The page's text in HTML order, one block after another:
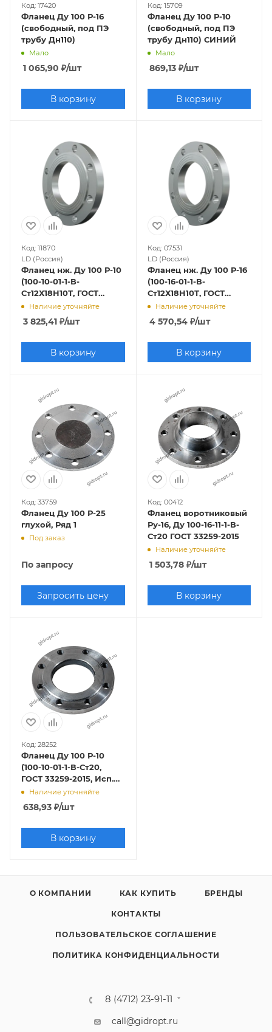
Код: 17420
Фланец Ду 100 Р-16
(свободный, под ПЭ
трубу Дн110)
Мало
1 065,90 ₽/шт
В корзину
Код: 15709
Фланец Ду 100 Р-10
(свободный, под ПЭ
трубу Дн110) СИНИЙ
Мало
869,13₽/шт
В корзину
Код: 11870
LD (Россия)
Фланец нж. Ду 100 Р-10
(100-10-01-1-В-
Ст12Х18Н10Т, ГОСТ
33259-2015, Исп.В (1),
Наличие уточняйте
3 825,41 ₽/шт
В корзину
Код: 07531
LD (Россия)
Фланец нж. Ду 100 Р-16
(100-16-01-1-В-
Ст12Х18Н10Т, ГОСТ
33259-2015, Исп.В (1),
Наличие уточняйте
4 570,54₽/шт
В корзину
Код: 33759
Фланец Ду 100 Р-25
глухой, Ряд 1
Под заказ
По запросу
Запросить цену
Код: 00412
Фланец воротниковый
Ру-16, Ду 100-16-11-1-В-
Ст20 ГОСТ 33259-2015
Наличие уточняйте
1 503,78₽/шт
В корзину
Код: 28252
Фланец Ду 100 Р-10
(100-10-01-1-В-Ст20,
ГОСТ 33259-2015, Исп.В
(1), Ряд 1)
Наличие уточняйте
638,93 ₽/шт
В корзину
О КОМПАНИИ КАК КУПИТЬ БРЕНДЫ
КОНТАКТЫ
ПОЛЬЗОВАТЕЛЬСКОЕ СОГЛАШЕНИЕ
ПОЛИТИКА КОНФИДЕНЦИАЛЬНОСТИ
8 (4712) 23-91-11
call@gidropt.ru